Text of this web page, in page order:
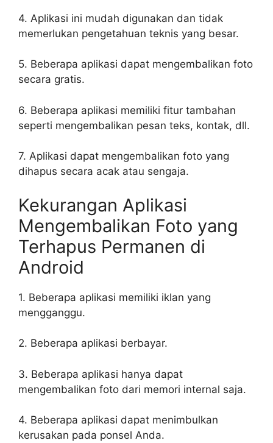
4. Aplikasi ini mudah digunakan dan tidak
memerlukan pengetahuan teknis yang besar.
5. Beberapa aplikasi dapat mengembalikan foto
secara gratis.
6. Beberapa aplikasi memiliki fitur tambahan
seperti mengembalikan pesan teks, kontak, dll.
7. Aplikasi dapat mengembalikan foto yang
dihapus secara acak atau sengaja.
Kekurangan Aplikasi
Mengembalikan Foto yang
Terhapus Permanen di
Android
1. Beberapa aplikasi memiliki iklan yang
mengganggu.
2. Beberapa aplikasi berbayar.
3. Beberapa aplikasi hanya dapat
mengembalikan foto dari memori internal saja.
4. Beberapa aplikasi dapat menimbulkan
kerusakan pada ponsel Anda.